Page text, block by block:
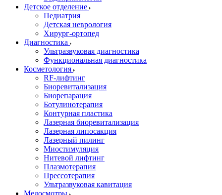
Детское отделение
Педиатрия
Детская неврология
Хирург-ортопед
Диагностика
Ультразвуковая диагностика
Функциональная диагностика
Косметология
RF-лифтинг
Биоревитализация
Биорепарация
Ботулинотерапия
Контурная пластика
Лазерная биоревитализация
Лазерная липосакция
Лазерный пилинг
Миостимуляция
Нитевой лифтинг
Плазмотерапия
Прессотерапия
Ультразвуковая кавитация
Медосмотры